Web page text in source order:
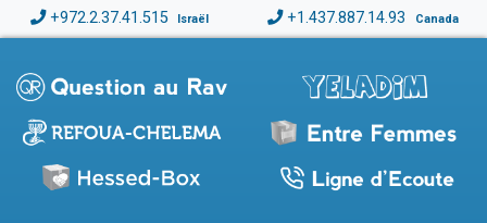
+972.2.37.41.515 Israël +1.437.887.14.93 Canada